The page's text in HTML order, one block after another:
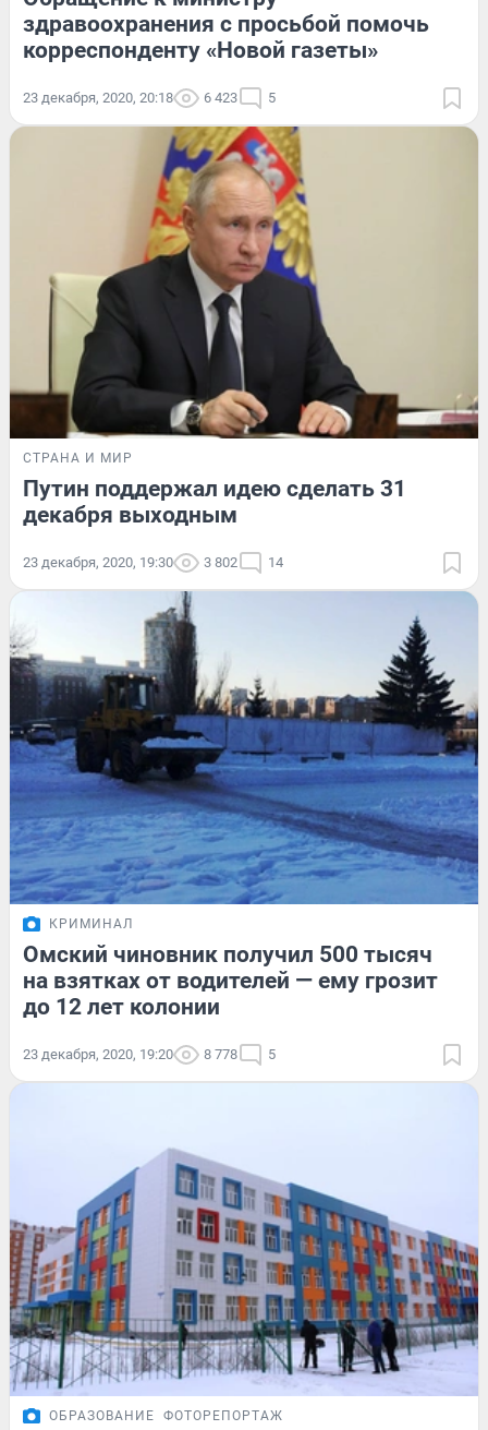
здравоохранения с просьбой помочь
корреспонденту «Новой газеты»
23 декабря, 2020, 20:18 6 423 5
СТРАНА И МИР
Путин поддержал идею сделать 31
декабря выходным
23 декабря, 2020, 19:30 3 802 14
КРИМИНАЛ
Омский чиновник получил 500 тысяч
на взятках от водителей — ему грозит
до 12 лет колонии
23 декабря, 2020, 19:20 8 778 5
ОБРАЗОВАНИЕ ФОТОРЕПОРТАЖ